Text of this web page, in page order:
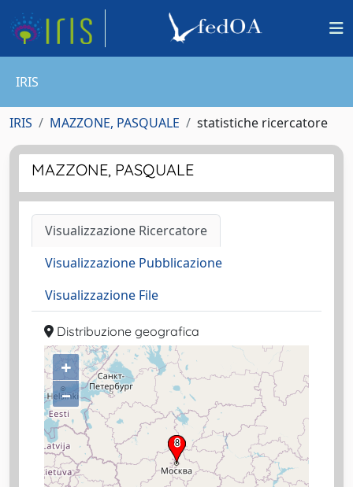
IRIS
IRIS MAZZONE, PASQUALE statistiche ricercatore
MAZZONE, PASQUALE
Visualizzazione Ricercatore
Visualizzazione Pubblicazione
Visualizzazione File
Distribuzione geografica
+
–